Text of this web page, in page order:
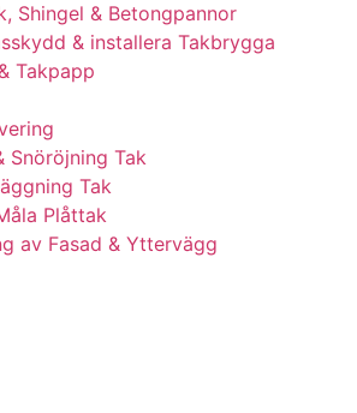
Shingel & Betongpannor
& installera Takbrygga
Takpapp
Snöröjning Tak
Tak
Plåttak
av Fasad & Yttervägg